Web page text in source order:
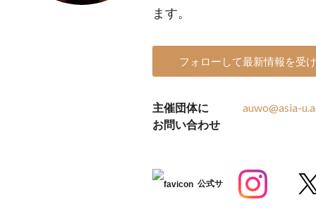
ます。
フォローして最新情報を受
主催団体に
お問い合わせ
auwo@asia-
公式サ